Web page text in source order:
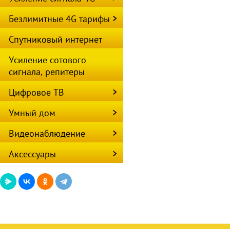
Безлимитные 4G тарифы
Спутниковый интернет
Усиление сотового
сигнала, репитеры
Цифровое ТВ
Умный дом
Видеонаблюдение
Аксессуары